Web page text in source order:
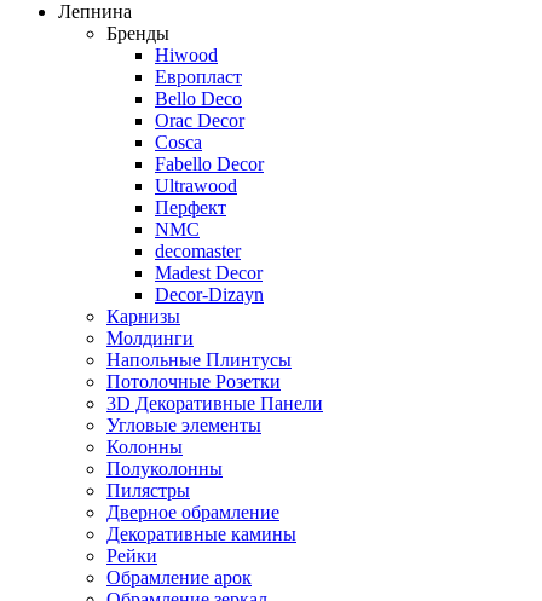
Лепнина
Бренды
Hiwood
Европласт
Bello Deco
Orac Decor
Cosca
Fabello Decor
Ultrawood
Перфект
NMC
decomaster
Madest Decor
Decor-Dizayn
Карнизы
Молдинги
Напольные Плинтусы
Потолочные Розетки
3D Декоративные Панели
Угловые элементы
Колонны
Полуколонны
Пилястры
Дверное обрамление
Декоративные камины
Рейки
Обрамление арок